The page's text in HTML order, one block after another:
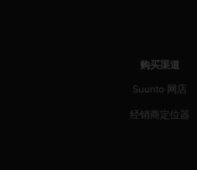
购买渠道
Suunto 网店
经销商定位器